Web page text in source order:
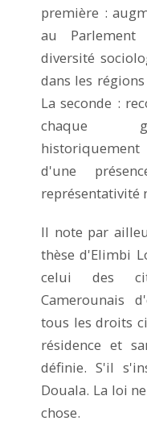
première :
au
diversité
dans les
La seconde :
chaque
d'une
représentativité
Il note par
thèse d'Elimbi
celui des
Camerounais
tous les droits
résidence et
définie. S'il
Douala. La loi
chose.